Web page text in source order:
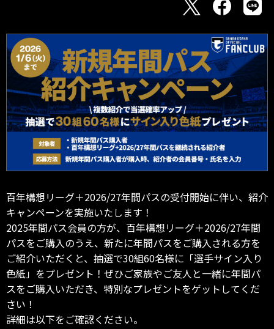
百年構想リーグ＋2026/27年間パスの受付開始に伴い、紹介
キャンペーンを実施いたします！
2025年間パス会員の方が、百年構想リーグ＋2026/27年間
パスをご購入のうえ、新たに年間パスをご購入される方を
ご紹介いただくと、抽選で30組60名様に「選手サイン入り
色紙」をプレゼント！ぜひご家族やご友人と一緒に年間パ
スをご購入いただき、特別なプレゼントをゲットしてくだ
さい！
詳細は以下をご確認ください。